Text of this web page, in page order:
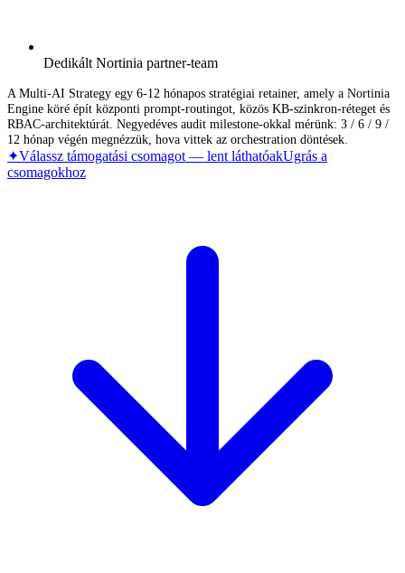
Dedikált Nortinia partner-team
A Multi-AI Strategy egy 6-12 hónapos stratégiai retainer, amely a Nortinia
Engine köré épít központi prompt-routingot, közös KB-szinkron-réteget és
RBAC-architektúrát. Negyedéves audit milestone-okkal mérünk: 3 / 6 / 9 /
12 hónap végén megnézzük, hova vittek az orchestration döntések.
✦Válassz támogatási csomagot — lent láthatóakUgrás a
csomagokhoz